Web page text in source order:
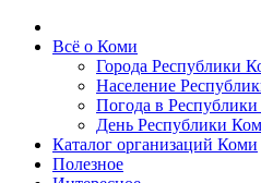
Всё о Коми
Города Республики
Население
Погода в
День Республики
Каталог организаций Коми
Полезное